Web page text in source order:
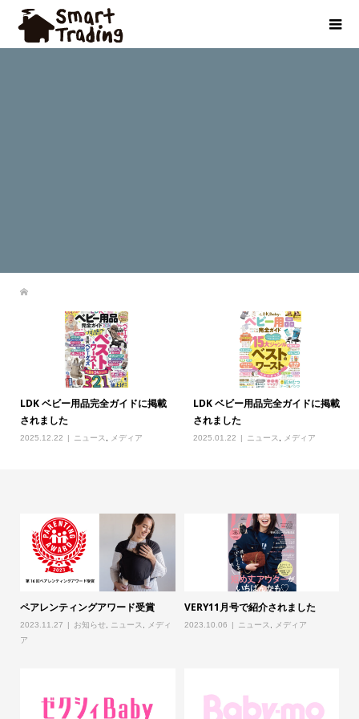
LDK ベビー用品完全ガイドに掲載
されました
2025.12.22 ニュース, メディア
LDK ベビー用品完全ガイドに掲載
されました
2025.01.22 ニュース, メディア
ペアレンティングアワード受賞
2023.11.27 お知らせ, ニュース, メディ
ア
VERY11月号で紹介されました
2023.10.06 ニュース, メディア